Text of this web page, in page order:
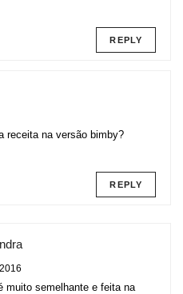
REPLY
receita na versão bimby?
REPLY
muito semelhante e feita na